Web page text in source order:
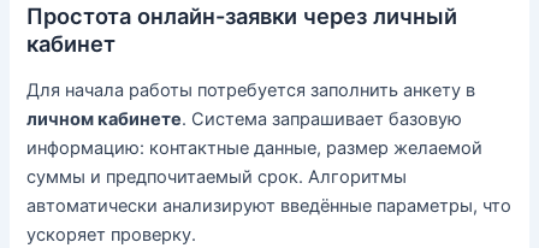
Простота онлайн-заявки через личный
кабинет
Для начала работы потребуется заполнить анкету в
личном кабинете. Система запрашивает базовую
информацию: контактные данные, размер желаемой
суммы и предпочитаемый срок. Алгоритмы
автоматически анализируют введённые параметры, что
ускоряет проверку.